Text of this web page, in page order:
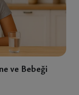
ve Bebeği